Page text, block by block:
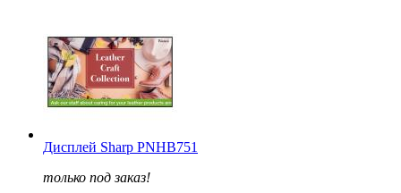
Дисплей Sharp PNHB751
только под заказ!